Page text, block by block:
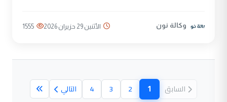
وكالة نون الأثنين 29 حزيران 2026 1555
السابق 1
(الصفحة الحالية)
2
3
4 التالي